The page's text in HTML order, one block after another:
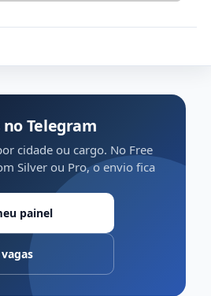
no Telegram
cidade ou cargo. No Free
Silver ou Pro, o envio fica
painel